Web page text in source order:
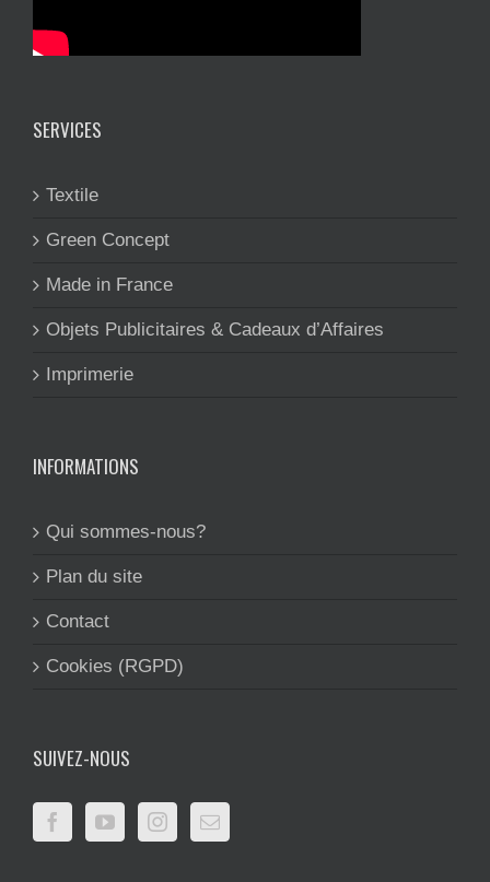
SERVICES
Textile
Green Concept
Made in France
Objets Publicitaires & Cadeaux d’Affaires
Imprimerie
INFORMATIONS
Qui sommes-nous?
Plan du site
Contact
Cookies (RGPD)
SUIVEZ-NOUS